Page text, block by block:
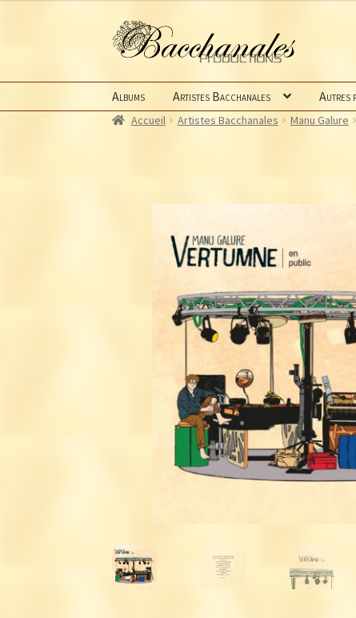
Aller
à
navigation
Aller
au
Albums Artistes Bacchanales Autres
Accueil
Artistes Bacchanales Manu Galure